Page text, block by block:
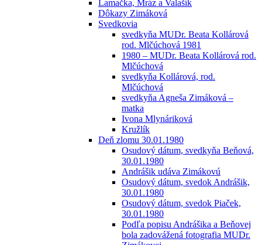
Lamačka, Mráz a Valašík
Dôkazy Zimáková
Svedkovia
svedkyňa MUDr. Beata Kollárová
rod. Mlčúchová 1981
1980 – MUDr. Beata Kollárová rod.
Mlčúchová
svedkyňa Kollárová, rod.
Mlčúchová
svedkyňa Agneša Zimáková –
matka
Ivona Mlynáriková
Kružlík
Deň zlomu 30.01.1980
Osudový dátum, svedkyňa Beňová,
30.01.1980
Andrášik udáva Zimákovú
Osudový dátum, svedok Andrášik,
30.01.1980
Osudový dátum, svedok Piaček,
30.01.1980
Podľa popisu Andrášika a Beňovej
bola zadovážená fotografia MUDr.